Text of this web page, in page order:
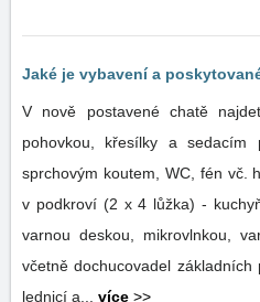
Jaké je vybavení a
V nově postavené chatě
pohovkou, křesílky a sedacím pytlem -
sprchovým koutem, WC, fén vč.
v podkroví (2 x 4 lůžka) -
varnou deskou, mikrovlnkou,
včetně dochucovadel
lednicí a... více >>